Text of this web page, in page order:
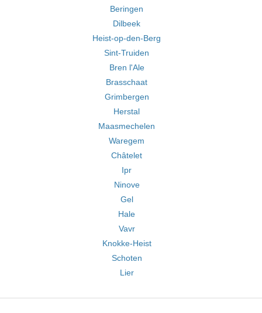
Beringen
Dilbeek
Heist-op-den-Berg
Sint-Truiden
Bren l'Ale
Brasschaat
Grimbergen
Herstal
Maasmechelen
Waregem
Châtelet
Ipr
Ninove
Gel
Hale
Vavr
Knokke-Heist
Schoten
Lier